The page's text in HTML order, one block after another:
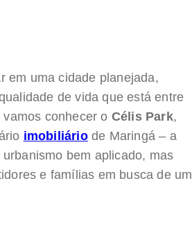
em uma cidade planejada,
de vida que está entre
conhecer o Célis Park,
imobiliário de Maringá – a
bem aplicado, mas
e famílias em busca de um